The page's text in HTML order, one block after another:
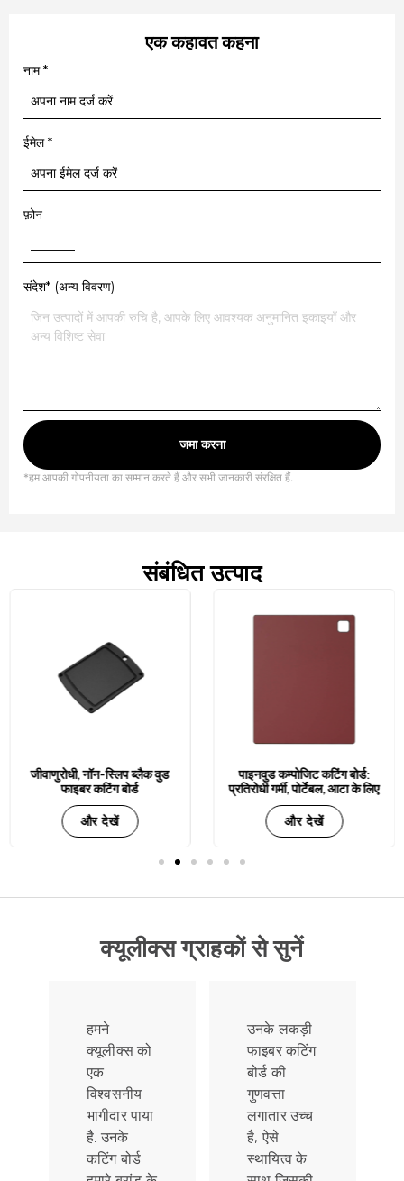
एक कहावत कहना
नाम *
ईमेल *
फ़ोन
संदेश* (अन्य विवरण)
जमा करना
*हम आपकी गोपनीयता का सम्मान करते हैं और सभी जानकारी संरक्षित हैं.
संबंधित उत्पाद
जीवाणुरोधी, नॉन-स्लिप ब्लैक वुड
फाइबर कटिंग बोर्ड
और देखें
पाइनवुड कम्पोजिट कटिंग बोर्ड:
प्रतिरोधी गर्मी, पोर्टेबल, आटा के लिए
और देखें
क्यूलीक्स ग्राहकों से सुनें
हमने
क्यूलीक्स को
एक
विश्वसनीय
भागीदार पाया
है. उनके
कटिंग बोर्ड
उनके लकड़ी
फाइबर कटिंग
बोर्ड की
गुणवत्ता
लगातार उच्च
है, ऐसे
स्थायित्व के